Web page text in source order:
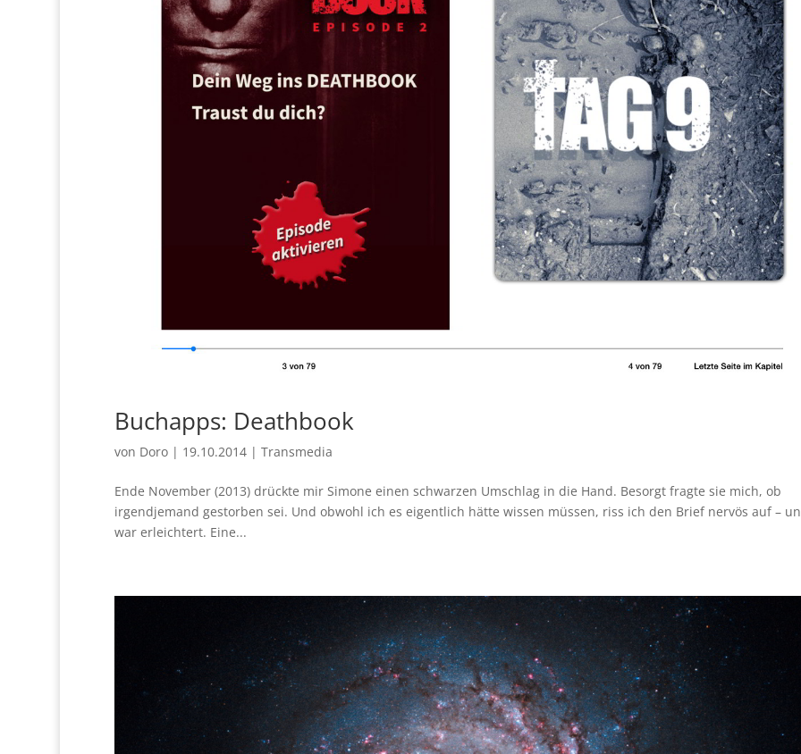
Buchapps: Deathbook
von Doro| 19.10.2014| Transmedia
Ende November (2013) drückte mir Simone einen schwarzen Umschlag in die Hand. Besorgt fragte sie mich, ob
irgendjemand gestorben sei. Und obwohl ich es eigentlich hätte wissen müssen, riss ich den Brief nervös auf –
war erleichtert. Eine...